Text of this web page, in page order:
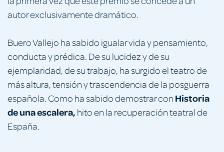
autor exclusivamente dramático.
Buero Vallejo ha sabido igualar vida y pensamiento,
conducta y prédica. De su lucidez y de su
ejemplaridad, de su trabajo, ha surgido el teatro de
más altura, tensión y trascendencia de la posguerra
española. Como ha sabido demostrar con Historia
de una escalera, hito en la recuperación teatral de
España.